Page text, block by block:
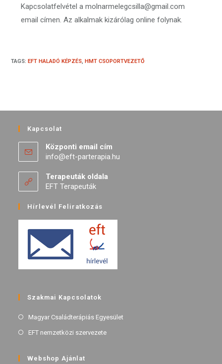
Kapcsolatfelvétel a molnarmelegcsilla@gmail.com
email címen. Az alkalmak kizárólag online folynak.
TAGS:EFT HALADÓ KÉPZÉS, HMT CSOPORTVEZETŐ
Kapcsolat
Központi email cím
info@eft-parterapia.hu
Terapeuták oldala
EFT Terapeuták
Hírlevél Feliratkozás
Szakmai Kapcsolatok
Magyar Családterápiás Egyesület
EFT nemzetközi szervezete
Webshop Ajánlat